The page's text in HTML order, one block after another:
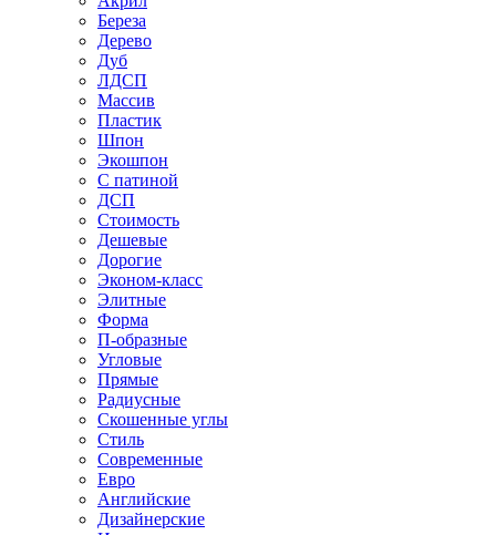
Береза
Дерево
Дуб
ЛДСП
Массив
Пластик
Шпон
Экошпон
С патиной
ДСП
Стоимость
Дешевые
Дорогие
Эконом-класс
Элитные
Форма
П-образные
Угловые
Прямые
Радиусные
Скошенные углы
Стиль
Современные
Евро
Английские
Дизайнерские